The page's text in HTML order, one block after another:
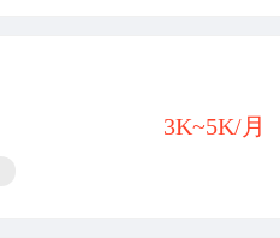
3K~5K/月